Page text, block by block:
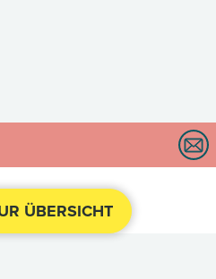
ÜBERSICHT